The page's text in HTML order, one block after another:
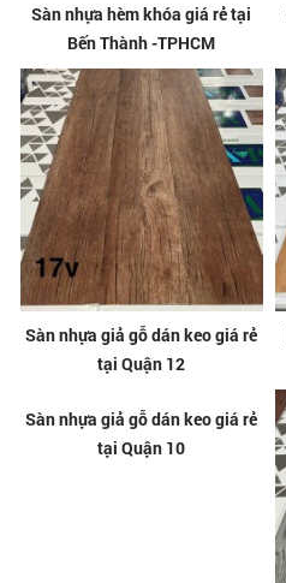
Sàn nhựa hèm khóa giá rẻ tại
Bến Thành -TPHCM
Sàn nhựa giả gỗ dán keo giá rẻ
tại Quận 12